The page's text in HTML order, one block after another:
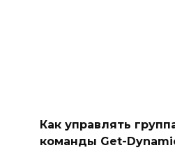
Как управлять
команды Get-